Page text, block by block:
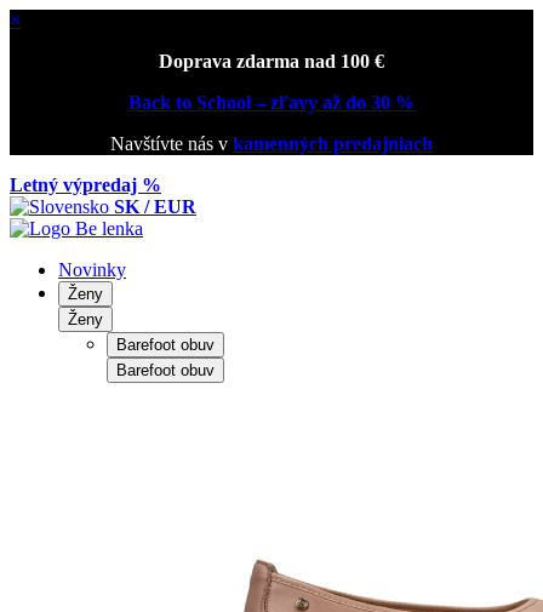
×
Doprava zdarma nad 100 €
Back to School – zľavy až do 30 %
Navštívte nás v kamenných predajniach
Letný výpredaj %
SK / EUR
Novinky
Ženy
Ženy
Barefoot obuv
Barefoot obuv